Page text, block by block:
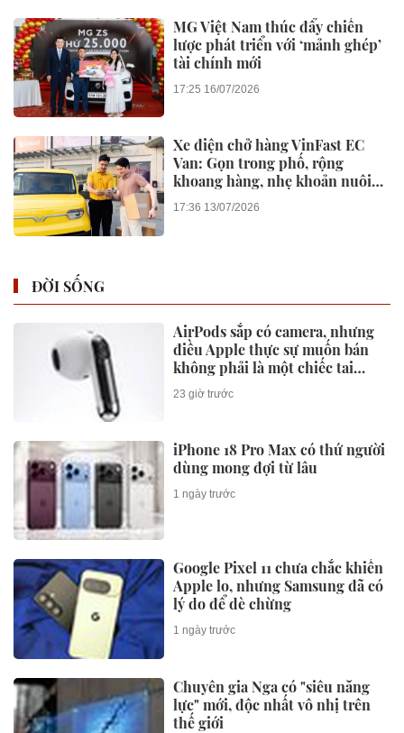
MG Việt Nam thúc đẩy chiến
lược phát triển với ‘mảnh ghép’
tài chính mới
17:25 16/07/2026
Xe điện chở hàng VinFast EC
Van: Gọn trong phố, rộng
khoang hàng, nhẹ khoản nuôi
xe
17:36 13/07/2026
ĐỜI SỐNG
AirPods sắp có camera, nhưng
điều Apple thực sự muốn bán
không phải là một chiếc tai
nghe
23 giờ trước
iPhone 18 Pro Max có thứ người
dùng mong đợi từ lâu
1 ngày trước
Google Pixel 11 chưa chắc khiến
Apple lo, nhưng Samsung đã có
lý do để dè chừng
1 ngày trước
Chuyên gia Nga có "siêu năng
lực" mới, độc nhất vô nhị trên
thế giới